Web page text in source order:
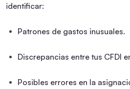
identificar:
Patrones de gastos inusuales.
Discrepancias entre tus CFDI
Posibles errores en la